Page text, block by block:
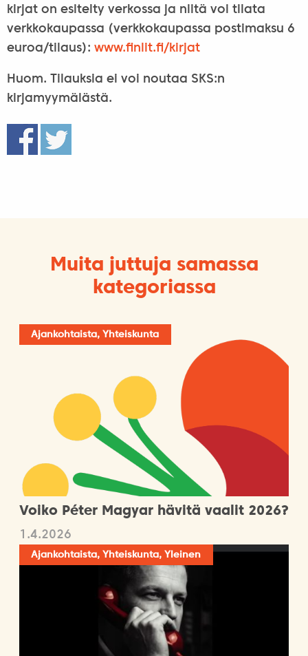
kirjat on esitelty verkossa ja niitä voi tilata
verkkokaupassa (verkkokaupassa postimaksu 6
euroa/tilaus): www.finlit.fi/kirjat
Huom. Tilauksia ei voi noutaa SKS:n
kirjamyymälästä.
Muita juttuja samassa
kategoriassa
Ajankohtaista, Yhteiskunta
Voiko Péter Magyar hävitä vaalit 2026?
1.4.2026
Ajankohtaista, Yhteiskunta, Yleinen